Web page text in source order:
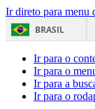
Ir direto para menu
BRASIL
Ir para o
Ir para o
Ir para a
Ir para o